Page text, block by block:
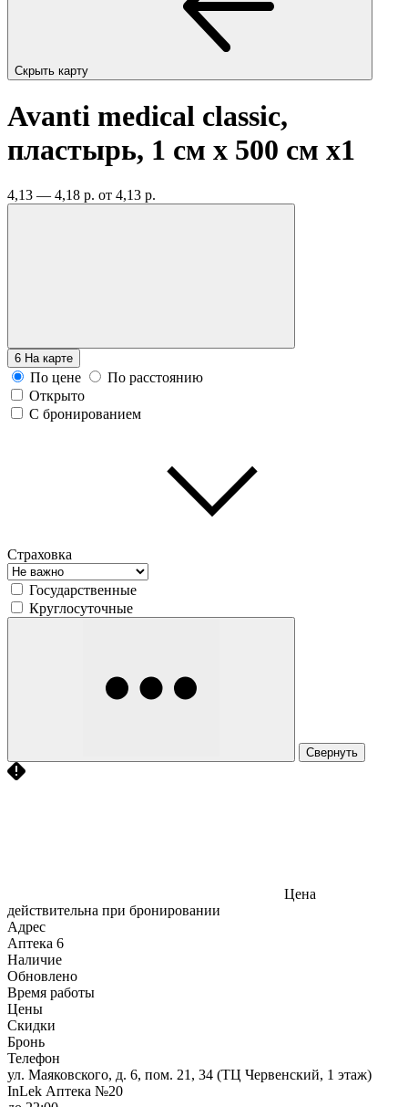
Скрыть карту
Avanti medical classic,
пластырь, 1 см х 500 см x1
4,13 — 4,18 р. от 4,13 р.
6 На карте
По цене
По расстоянию
Открыто
С бронированием
Страховка
Государственные
Круглосуточные
Свернуть
Цена
действительна при бронировании
Адрес
Аптека 6
Наличие
Обновлено
Время работы
Цены
Скидки
Бронь
Телефон
ул. Маяковского, д. 6, пом. 21, 34 (ТЦ Червенский, 1 этаж)
InLek Аптека №20